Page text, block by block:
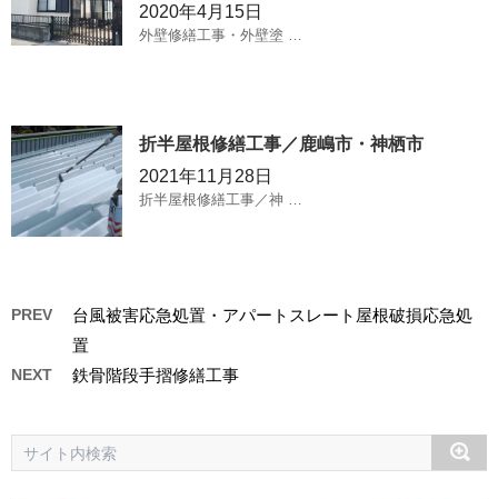
2020年4月15日
外壁修繕工事・外壁塗 …
折半屋根修繕工事／鹿嶋市・神栖市
2021年11月28日
折半屋根修繕工事／神 …
PREV
台風被害応急処置・アパートスレート屋根破損応急処
置
NEXT 鉄骨階段手摺修繕工事